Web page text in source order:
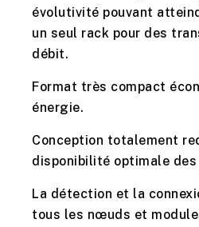
évolutivité pouvant
un seul rack pour des
débit.
Format très compact
énergie.
Conception totalement
disponibilité optimale des
La détection et la
tous les nœuds et